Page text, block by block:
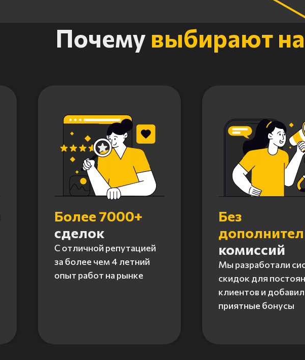
Почему выбирают
Более 7000+
сделок
С отличной репутацией
за более чем 4 летний
опыт работ на рынке
Без
комиссий
Мы разработали
скидок для
клиентов и
приятные бонусы